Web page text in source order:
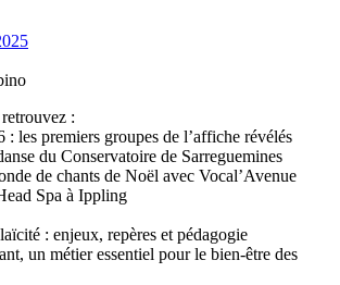
:
les premiers groupes de l’affiche révélés
du Conservatoire de Sarreguemines
de chants de Noël avec Vocal’Avenue
Spa à Ippling
: enjeux, repères et pédagogie
un métier essentiel pour le bien-être des